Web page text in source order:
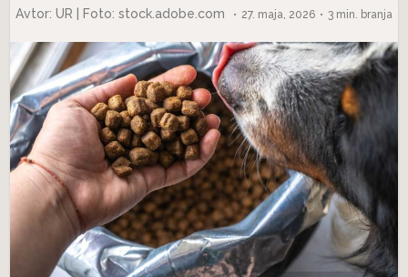
Avtor: UR | Foto: stock.adobe.com 27. maja, 2026 3 min. branja